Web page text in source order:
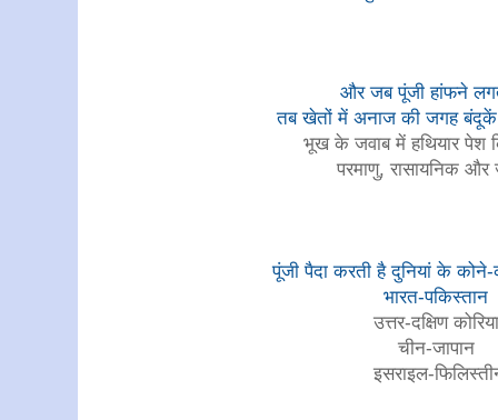
और जब पूंजी हांफने
तब खेतों में अनाज की जगह
भूख के जवाब में हथियार पेश
परमाणु, रासायनिक
पूंजी पैदा करती है दुनियां के
भारत-पकिस्तान
उत्तर-दक्षिण
चीन-जापान
इसराइल-